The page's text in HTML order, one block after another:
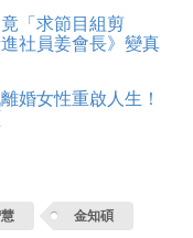
「求節目組剪
社員姜會長》變真
婚女性重啟人生！
金知碩